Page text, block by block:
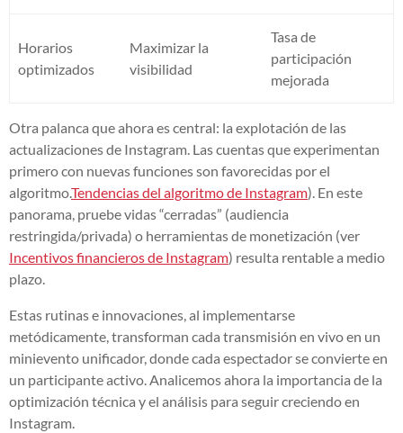
Horarios
optimizados
Maximizar la
visibilidad
Tasa de
participación
mejorada
Otra palanca que ahora es central: la explotación de las
actualizaciones de Instagram. Las cuentas que experimentan
primero con nuevas funciones son favorecidas por el
algoritmo.Tendencias del algoritmo de Instagram). En este
panorama, pruebe vidas “cerradas” (audiencia
restringida/privada) o herramientas de monetización (ver
Incentivos financieros de Instagram) resulta rentable a medio
plazo.
Estas rutinas e innovaciones, al implementarse
metódicamente, transforman cada transmisión en vivo en un
minievento unificador, donde cada espectador se convierte en
un participante activo. Analicemos ahora la importancia de la
optimización técnica y el análisis para seguir creciendo en
Instagram.